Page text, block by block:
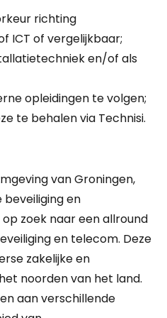
richting
ICT of vergelijkbaar;
en/of als
opleidingen te volgen;
te behalen via Technisi.
van Groningen,
en
zoek naar een allround
en telecom. Deze
zakelijke en
noorden van het land.
aan verschillende